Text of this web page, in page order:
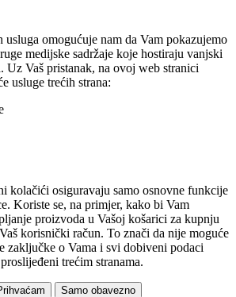
usluga omogućuje nam da Vam pokazujemo
medijske sadržaje koje hostiraju vanjski
Uz Vaš pristanak, na ovoj web stranici
usluge trećih strana:
kolačići osiguravaju samo osnovne funkcije
Koriste se, na primjer, kako bi Vam
proizvoda u Vašoj košarici za kupnju
korisnički račun. To znači da nije moguće
zaključke o Vama i svi dobiveni podaci
trećim stranama.
Samo obavezno